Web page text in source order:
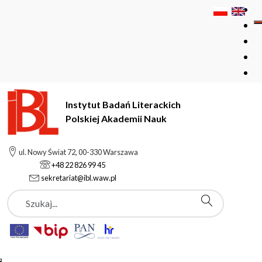
Instytut Badań Literackich
Polskiej Akademii Nauk
ul. Nowy Świat 72, 00-330 Warszawa
+48 22 826 99 45
sekretariat@ibl.waw.pl
Szukaj
Instytut Badań Literackich Polskiej Akademii Nauk
Kursy
Kursy